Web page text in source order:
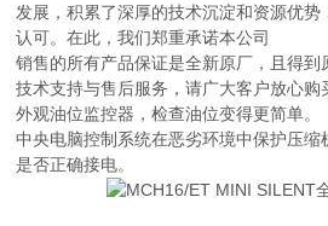
发展，积累了深厚的技术沉淀和资源优
认可。在此，我们郑重承诺本公司
销售的所有产品保证是全新原厂，且得到
技术支持与售后服务，请广大客户放心购
外观油位监控器，检查油位变得更简单。
中央电脑控制系统在恶劣环境中保护压缩
是否正确接电。